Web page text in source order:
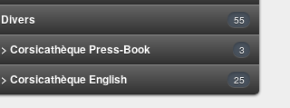
Divers 55
> Corsicathèque Press-Book 3
> Corsicathèque English 25